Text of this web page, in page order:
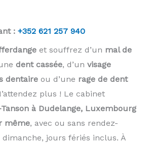
: +352 621 257 940
et souffrez d’un mal de
dent cassée, d’un visage
dentaire ou d’une rage de dent
plus ! Le cabinet
à Dudelange, Luxembourg
même, avec ou sans rendez-
jours fériés inclus. À